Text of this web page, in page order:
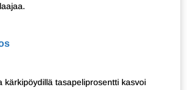
kärkipöydillä tasapeliprosentti kasvoi